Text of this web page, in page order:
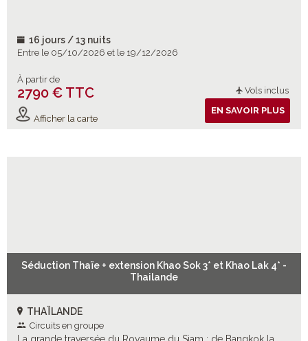
16 jours / 13 nuits
Entre le 05/10/2026 et le 19/12/2026
À partir de
2790 € TTC Vols inclus
Afficher la carte
EN SAVOIR PLUS
Séduction Thaïe + extension Khao Sok 3* et Khao Lak 4* -
Thailande
THAÏLANDE
Circuits en groupe